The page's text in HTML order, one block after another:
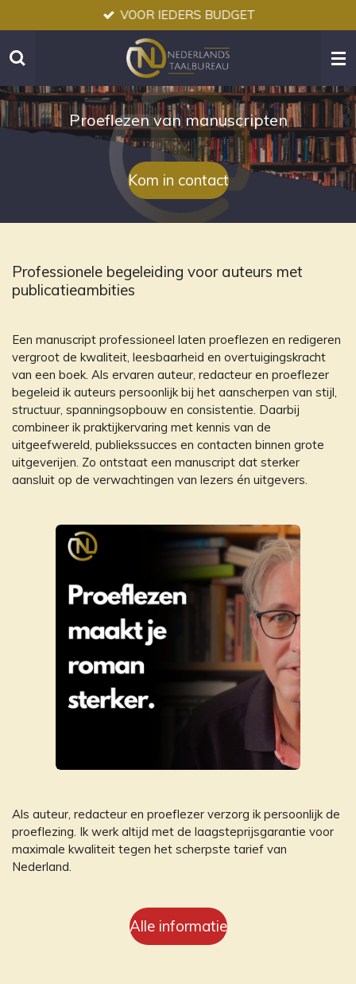
direct
naar
de
hoofdinhoud
VOOR IEDERS BUDGET
Proeflezen van manuscripten
Kom in contact
Professionele begeleiding voor auteurs met
publicatieambities
Een manuscript professioneel laten proeflezen en redigeren
vergroot de kwaliteit, leesbaarheid en overtuigingskracht
van een boek. Als ervaren auteur, redacteur en proeflezer
begeleid ik auteurs persoonlijk bij het aanscherpen van stijl,
structuur, spanningsopbouw en consistentie. Daarbij
combineer ik praktijkervaring met kennis van de
uitgeefwereld, publiekssucces en contacten binnen grote
uitgeverijen. Zo ontstaat een manuscript dat sterker
aansluit op de verwachtingen van lezers én uitgevers.
Als auteur, redacteur en proeflezer verzorg ik persoonlijk de
proeflezing. Ik werk altijd met de laagsteprijsgarantie voor
maximale kwaliteit tegen het scherpste tarief van
Nederland.
Alle informatie